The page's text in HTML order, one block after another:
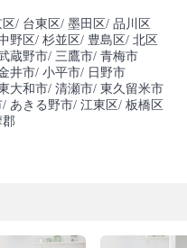
/ 台東区/ 墨田区/ 品川区
野区/ 杉並区/ 豊島区/ 北区
蔵野市/ 三鷹市/ 青梅市
井市/ 小平市/ 日野市
大和市/ 清瀬市/ 東久留米市
/ あきる野市/ 江東区/ 板橋区
郡